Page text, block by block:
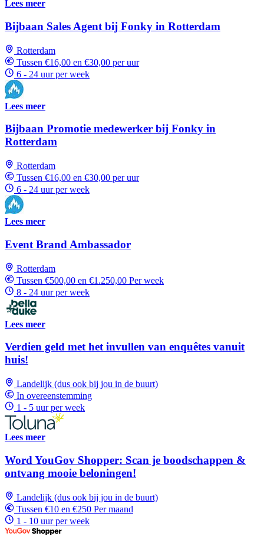
Lees meer
Bijbaan Sales Agent bij Fonky in Rotterdam
Rotterdam
Tussen €16,00 en €30,00 per uur
6 - 24 uur per week
Lees meer
Bijbaan Promotie medewerker bij Fonky in
Rotterdam
Rotterdam
Tussen €16,00 en €30,00 per uur
6 - 24 uur per week
Lees meer
Event Brand Ambassador
Rotterdam
Tussen €500,00 en €1.250,00 Per week
8 - 24 uur per week
Lees meer
Verdien geld met het invullen van enquêtes vanuit
huis!
Landelijk (dus ook bij jou in de buurt)
In overeenstemming
1 - 5 uur per week
Lees meer
Word YouGov Shopper: Scan je boodschappen &
ontvang mooie beloningen!
Landelijk (dus ook bij jou in de buurt)
Tussen €10 en €250 Per maand
1 - 10 uur per week